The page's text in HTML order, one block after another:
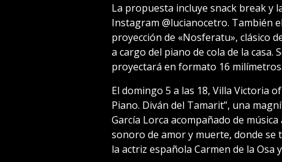
La propuesta incluye snack break y
Instagram @lucianocetro. También
proyección de «Nosferatu», clásico
a cargo del piano de cola de la casa.
proyectará en formato 16 milímetros.
El domingo 5 a las 18, Villa Victoria
Piano. Diván del Tamarit”, una
García Lorca acompañado de
sonoro de amor y muerte, donde se
la actriz española Carmen de la Osa